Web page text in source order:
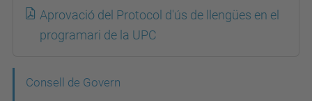
Aprovació del Protocol d'ús de llengües en el
programari de la UPC
Consell de Govern